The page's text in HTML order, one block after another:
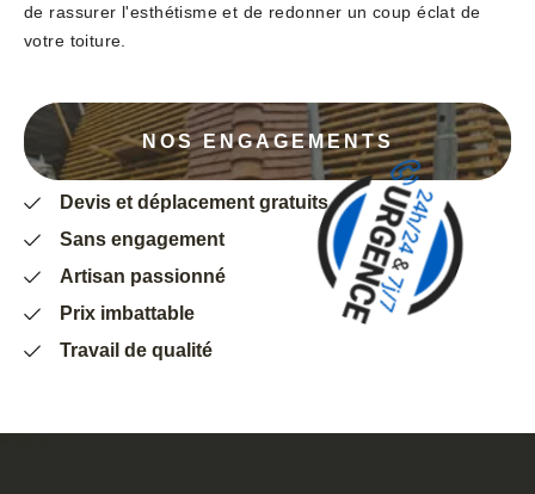
de rassurer l'esthétisme et de redonner un coup éclat de
votre toiture.
NOS ENGAGEMENTS
Devis et déplacement gratuits
Sans engagement
Artisan passionné
Prix imbattable
Travail de qualité